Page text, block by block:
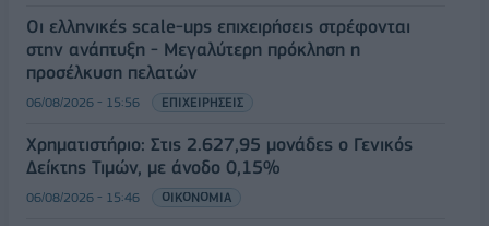
Οι ελληνικές scale-ups επιχειρήσεις στρέφονται
στην ανάπτυξη - Μεγαλύτερη πρόκληση η
προσέλκυση πελατών
06/08/2026 - 15:56 ΕΠΙΧΕΙΡΗΣΕΙΣ
Χρηματιστήριο: Στις 2.627,95 μονάδες ο Γενικός
Δείκτης Τιμών, με άνοδο 0,15%
06/08/2026 - 15:46 ΟΙΚΟΝΟΜΙΑ